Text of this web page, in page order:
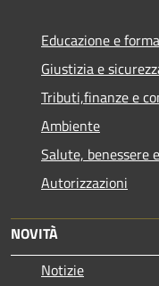
Educazione e
Giustizia e
Tributi,finanze e
Ambiente
Salute, benessere
Autorizzazioni
NOVITÀ
Notizie